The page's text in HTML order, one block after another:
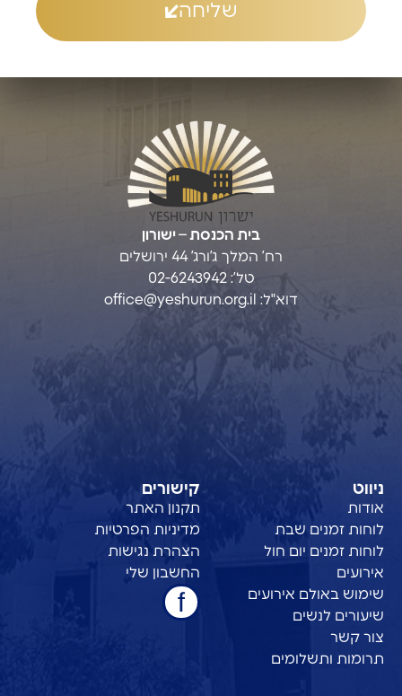
שליחה
בית הכנסת – ישורון
רח’ המלך ג’ורג’ 44 ירושלים
טל’: 02-6243942
דוא"ל: office@yeshurun.org.il
ניווט
אודות
לוחות זמנים שבת
לוחות זמנים יום חול
אירועים
שימוש באולם אירועים
שיעורים לנשים
צור קשר
תרומות ותשלומים
קישורים
תקנון האתר
מדיניות הפרטיות
הצהרת נגישות
החשבון שלי